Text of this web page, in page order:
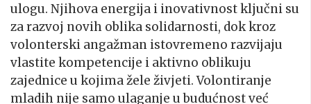
ulogu. Njihova energija i inovativnost ključni su
za razvoj novih oblika solidarnosti, dok kroz
volonterski angažman istovremeno razvijaju
vlastite kompetencije i aktivno oblikuju
zajednice u kojima žele živjeti. Volontiranje
mladih nije samo ulaganje u budućnost već